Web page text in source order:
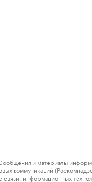
и материалы
коммуникаций
информационных